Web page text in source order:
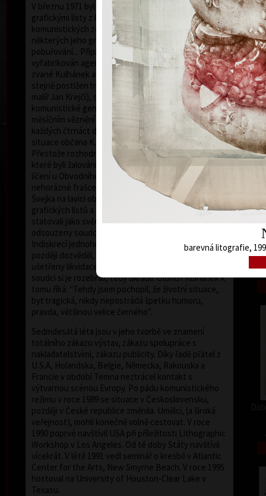
V březnu 1971 byl zatčen StB a obviněn, že svými
grafickými listy z let 1968-1971 hanobil představitele
komunistických zemí (čímž byla míněna tvář Stalina v
některých jeho grafických listech) a tím se dopustil i
pobuřování... Případ, tak jako mnoho jiných, byl
vyfabrikován agenty Státní bezpečnosti. V kauze,
zvané Kulhánek a spol. číslo 3T 80/72 (spol. proto, že
stejně postižen byl i jeho kolega a přítel, akademický
malíř Jan Krejčí), se jednalo o jeden z prvních případů
komunistické genocidy ducha po roce 1968. Po
měsíčním věznění byl propuštěn a po celé dva roky
každých čtrnáct dnů vyslýchán. Tato kafkovská
situace občana K. trvala do konce roku 1972.
Přestože rozhodnutím prezidenta byly paragrafy, za
které byli žalováni, amnestovány, konalo se 5. 7. 1973
líčení u Obvodního soudu pro Prahu 10. V této
nehorázné frašce hodné Haškova Dobrého vojáka
Švejka na lavici obžalovaných "usedlo" jeho jedenáct
grafických listů a devět grafik kolegových. Oba
statovali jako svědkové obžaloby. Grafiky byly
odsouzeny soudcem Petrem Stutzigem k likvidaci.
Indiskrecí jednoho z přísedících tohoto tribunálu se
později dozvěděl, že jejich odsouzené grafiky byly
ušetřeny likvidace, čímž se rozumělo upálení. Páni
soudci si je rozebrali, tedy ukradli. Oldřich Kulhánek k
tomu říká: "Tehdy jsem pochopil, že životní situace,
byť tragická, nikdy nepostrádá špetku humoru,
pravda, většinou velice černého".
Sedmdesátá léta jsou v jeho tvorbě ve znamení
totálního zákazu výstav, zákazu spolupráce s
nakladatelstvími, zákazu publicity. Díky řadě přátel z
U.S.A, Holandska, Belgie, Německa, Rakouska a
Francie v období Temna neztrácel kontakt s
výtvarnou scénou Evropy. Po pádu komunistického
režimu v roce 1989 se situace v Československu,
později v České republice změnila. Umělci, (a široká
veřejnost), mohli konečně volně cestovat. V roce
1990 poprvé navštívil USA při příležitosti Lithographic
Workshop v Los Angeles. Od té doby Státy navštívil
vícekrát. V létě 1991 vedl seminář o kresbě v Atlantic
Center for the Arts, New Smyrne Beach. V roce 1995
hostoval na University of Houston-Clear Lake v
Texasu.
barevná litografie,